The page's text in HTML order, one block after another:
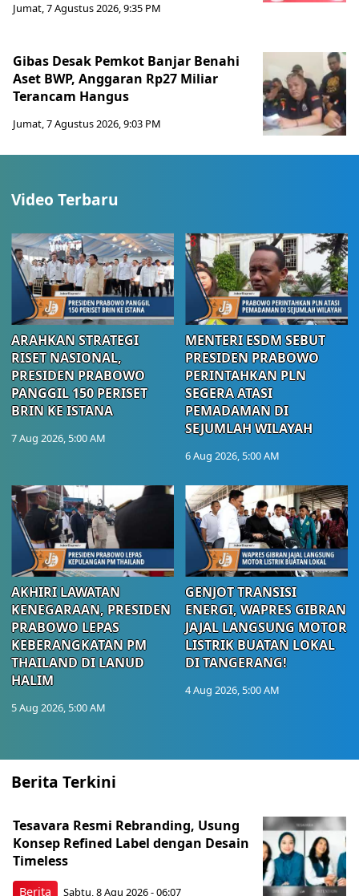
Jumat, 7 Agustus 2026, 9:35 PM
Gibas Desak Pemkot Banjar Benahi
Aset BWP, Anggaran Rp27 Miliar
Terancam Hangus
Jumat, 7 Agustus 2026, 9:03 PM
Video Terbaru
ARAHKAN STRATEGI
RISET NASIONAL,
PRESIDEN PRABOWO
PANGGIL 150 PERISET
BRIN KE ISTANA
7 Aug 2026, 5:00 AM
MENTERI ESDM SEBUT
PRESIDEN PRABOWO
PERINTAHKAN PLN
SEGERA ATASI
PEMADAMAN DI
SEJUMLAH WILAYAH
6 Aug 2026, 5:00 AM
AKHIRI LAWATAN
KENEGARAAN, PRESIDEN
PRABOWO LEPAS
KEBERANGKATAN PM
THAILAND DI LANUD
HALIM
5 Aug 2026, 5:00 AM
GENJOT TRANSISI
ENERGI, WAPRES GIBRAN
JAJAL LANGSUNG MOTOR
LISTRIK BUATAN LOKAL
DI TANGERANG!
4 Aug 2026, 5:00 AM
Berita Terkini
Berita
Tesavara Resmi Rebranding, Usung
Konsep Refined Label dengan Desain
Timeless
Sabtu, 8 Agu 2026 - 06:07